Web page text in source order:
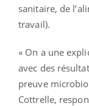
sanitaire, de
travail).
« On a une
avec des
preuve
Cottrelle,